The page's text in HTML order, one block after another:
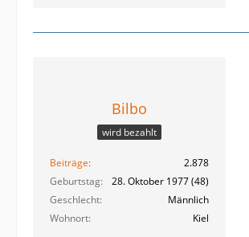
Bilbo
wird bezahlt
Beiträge
2.878
Geburtstag
28. Oktober 1977 (48)
Geschlecht
Männlich
Wohnort
Kiel